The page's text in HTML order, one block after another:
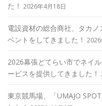
た！ 2026年4月18日
電設資材の総合商社、タカ
ベントをしてきました！ 2026
2026幕張どてらい市でネイ
ービスを提供してきました！
東京競馬場、「UMAJO